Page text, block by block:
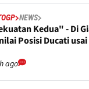
NEWS
Kedua" - Di
Posisi Ducati
ago